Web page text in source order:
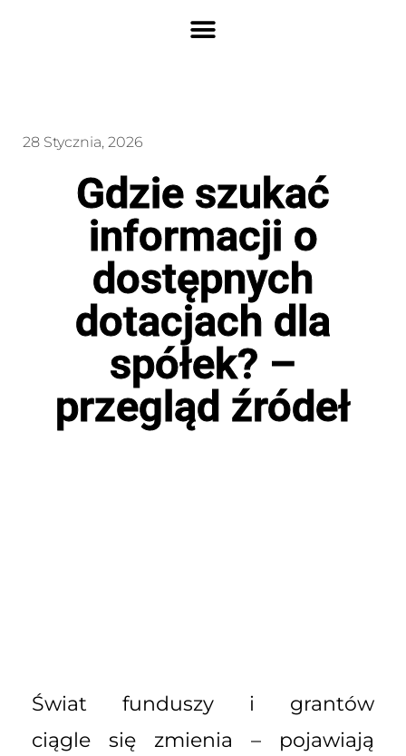
28 Stycznia, 2026
Gdzie szukać
informacji o
dostępnych
dotacjach dla
spółek? –
przegląd źródeł
Świat funduszy i grantów
ciągle się zmienia – pojawiają